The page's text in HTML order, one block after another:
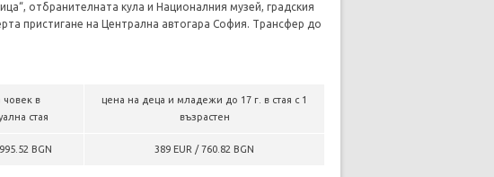
отбранителната кула и Националния музей, градския
пристигане на Централна автогара София. Трансфер до
човек в
стая
цена на деца и младежи до 17 г. в стая с 1
възрастен
BGN 389 EUR / 760.82 BGN